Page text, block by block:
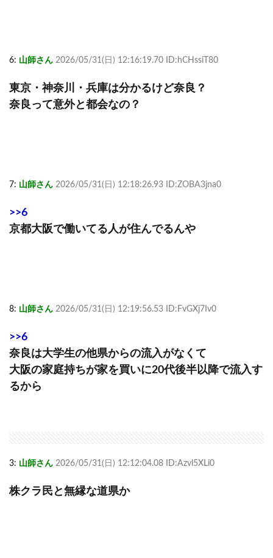
6: 山師さん 2026/05/31(日) 12:16:19.70 ID:hCHssiT80
東京・神奈川・兵庫は分かるけど奈良？
奈良って意外と都会なの？
7: 山師さん 2026/05/31(日) 12:18:26.93 ID:ZOBA3jna0
>>6
京都大阪で働いてる人が住んでるんや
8: 山師さん 2026/05/31(日) 12:19:56.53 ID:FvGXj7Iv0
>>6
奈良は大学生の他県からの流入がなくて
大阪の家庭持ちが家を買いに20代後半以降で流入す
るから
3: 山師さん 2026/05/31(日) 12:12:04.08 ID:Azvl5XLi0
株クラ民と無縁な道県か